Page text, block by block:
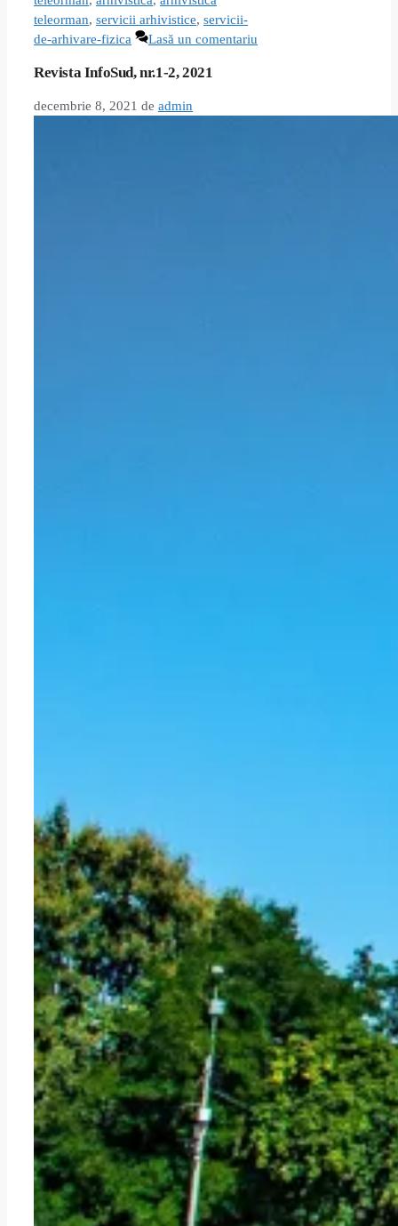
teleorman, servicii arhivistice, servicii-
de-arhivare-fizica
Lasă un comentariu
Revista InfoSud, nr.1-2, 2021
decembrie 8, 2021 de admin